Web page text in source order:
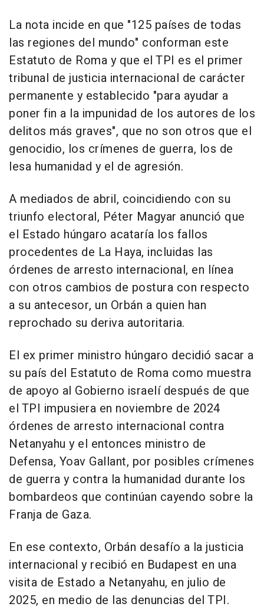
La nota incide en que "125 países de todas
las regiones del mundo" conforman este
Estatuto de Roma y que el TPI es el primer
tribunal de justicia internacional de carácter
permanente y establecido "para ayudar a
poner fin a la impunidad de los autores de los
delitos más graves", que no son otros que el
genocidio, los crímenes de guerra, los de
lesa humanidad y el de agresión.
A mediados de abril, coincidiendo con su
triunfo electoral, Péter Magyar anunció que
el Estado húngaro acataría los fallos
procedentes de La Haya, incluidas las
órdenes de arresto internacional, en línea
con otros cambios de postura con respecto
a su antecesor, un Orbán a quien han
reprochado su deriva autoritaria.
El ex primer ministro húngaro decidió sacar a
su país del Estatuto de Roma como muestra
de apoyo al Gobierno israelí después de que
el TPI impusiera en noviembre de 2024
órdenes de arresto internacional contra
Netanyahu y el entonces ministro de
Defensa, Yoav Gallant, por posibles crímenes
de guerra y contra la humanidad durante los
bombardeos que continúan cayendo sobre la
Franja de Gaza.
En ese contexto, Orbán desafío a la justicia
internacional y recibió en Budapest en una
visita de Estado a Netanyahu, en julio de
2025, en medio de las denuncias del TPI.